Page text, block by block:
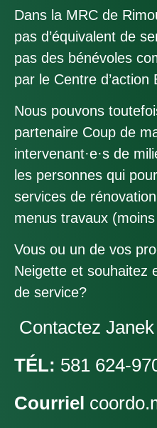
Dans la MRC de
pas d’équivalent de
pas des bénévoles
par le Centre d’action
Nous pouvons
partenaire Coup de
intervenant·e·s de
les personnes qui
services de
menus travaux (moins
Vous ou un de vos
Neigette et souhaitez
de service?
Contactez
TÉL: 581 624-
Courriel